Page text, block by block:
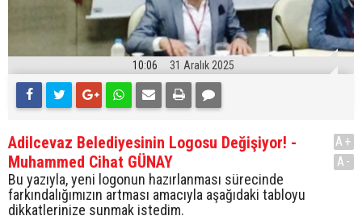
10:06 31 Aralık 2025
Adilcevaz Belediyesinin Logosu Değişiyor! -
Muhammed Cihat GÜNAY
Bu yazıyla, yeni logonun hazırlanması sürecinde
farkındalığımızın artması amacıyla aşağıdaki tabloyu
dikkatlerinize sunmak istedim.
A+
A-